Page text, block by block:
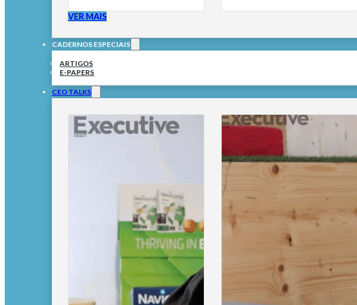
VER MAIS
CADERNOS ESPECIAIS
ARTIGOS
E-PAPERS
CEO TALKS